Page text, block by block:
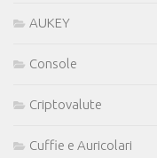
AUKEY
Console
Criptovalute
Cuffie e Auricolari